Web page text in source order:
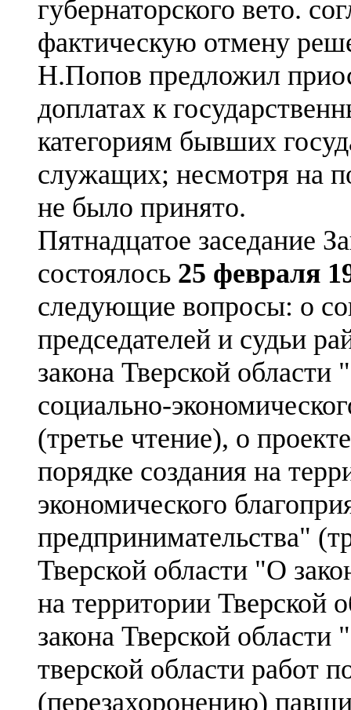
губернаторского вето.
фактическую отмену
Н.Попов предложил
доплатах к
категориям бывших
служащих; несмотря на
не было принято.
Пятнадцатое заседание
состоялось 25 февраля
следующие вопросы: о
председателей и судьи
закона Тверской
социально-
(третье чтение), о
порядке создания на
экономического
предпринимательства"
Тверской области "О
на территории Тверской
закона Тверской
тверской области работ
(перезахоронению)